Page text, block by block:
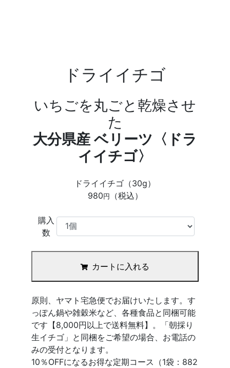
ドライイチゴ
いちごを丸ごと乾燥させ
た
大分県産 ベリーツ〈ドラ
イイチゴ〉
ドライイチゴ（30g）
980円 （税込）
購入
数
カートに入れる
原則、ヤマト宅急便でお届けいたします。す
っぽん鍋や雑穀米など、各種食品と同梱可能
です【8,000円以上で送料無料】。「朝採り
生イチゴ」と同梱をご希望の場合、お電話の
みの受付となります。
10％OFFになるお得な定期コース（1袋：882